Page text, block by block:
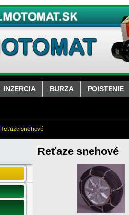
INZERCIA BURZA POISTENIE
Reťaze snehové
Reťaze snehové